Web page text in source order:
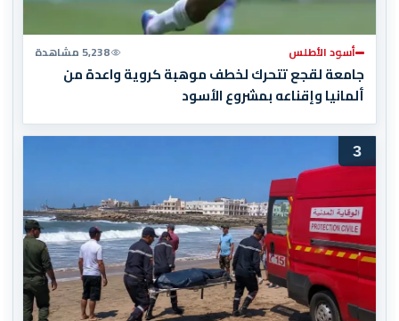
أسود الأطلس 5,238 مشاهدة
جامعة لقجع تتحرك لخطف موهبة كروية واعدة من
ألمانيا وإقناعه بمشروع الأسود
3